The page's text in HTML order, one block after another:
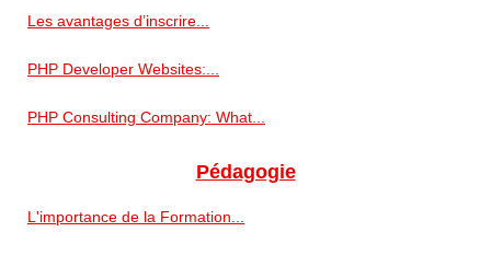
Les avantages d’inscrire...
PHP Developer Websites:...
PHP Consulting Company: What...
Pédagogie
L'importance de la Formation...